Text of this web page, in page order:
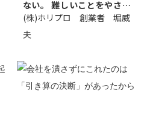
ない。 難しいことをやさし
く。やさし...
(株)ホリプロ 創業者 堀威
夫